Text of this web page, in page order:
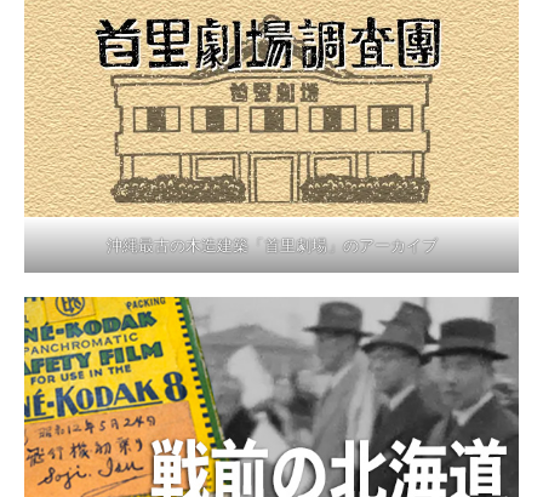
沖縄最古の木造建築「首里劇場」のアーカイブ